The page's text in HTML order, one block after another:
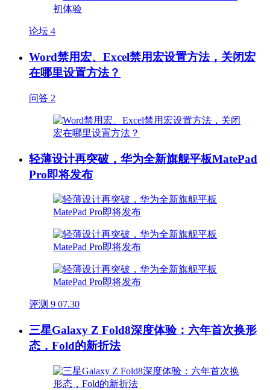
论坛 4
Word禁用宏、Excel禁用宏设置方法，关闭宏
在哪里设置方法？
问答 2
轻薄设计再突破，华为全新旗舰平板MatePad
Pro即将发布
评测 9 07.30
三星Galaxy Z Fold8深度体验：六年首次换形
态，Fold的新折法